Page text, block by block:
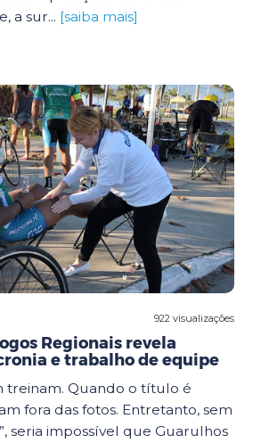
a sur... [saiba mais]
922 visualizações
Regionais revela
e trabalho de equipe
treinam. Quando o título é
fora das fotos. Entretanto, sem
seria impossível que Guarulhos